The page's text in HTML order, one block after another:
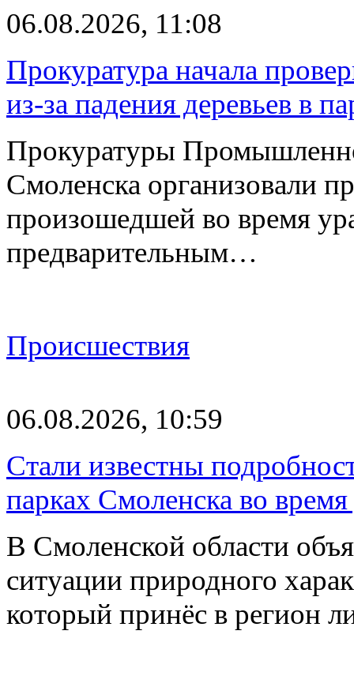
06.08.2026, 11:08
Прокуратура начала
из-за падения деревьев в
Прокуратуры
Смоленска организовали
произошедшей во время
предварительным…
Происшествия
06.08.2026, 10:59
Стали известны
парках Смоленска во
В Смоленской области
ситуации природного
который принёс в регион